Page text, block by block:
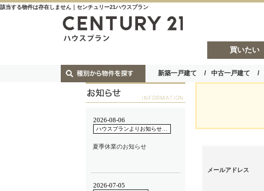
該当する物件は存在しません｜センチュリー21ハウスプラン
買いたい
新築一戸建て 中古一戸建て
メールアドレス